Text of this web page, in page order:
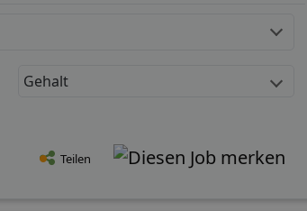
Gehalt
Teilen